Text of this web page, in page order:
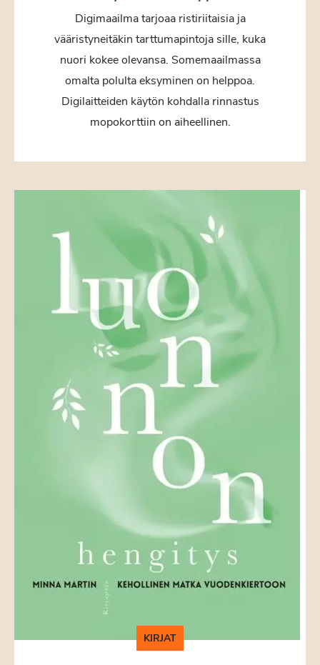
Digimaailma tarjoaa ristiriitaisia ja
vääristyneitäkin tarttumapintoja sille, kuka
nuori kokee olevansa. Somemaailmassa
omalta polulta eksyminen on helppoa.
Digilaitteiden käytön kohdalla rinnastus
mopokorttiin on aiheellinen.
KIRJAT